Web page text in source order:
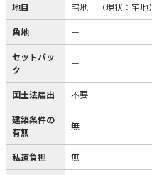
地目 宅地 （現状：宅地）
角地 －
セットバッ
ク
－
国土法届出 不要
建築条件の
有無
無
私道負担 無